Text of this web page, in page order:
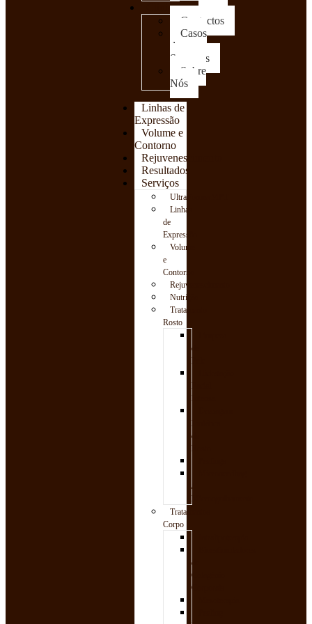
Clínica
Contactos
Casos
de
Sucessos
Sobre
Nós
Linhas de
Expressão
Volume e
Contorno
Rejuvenescimento
Resultados
Serviços
UltraFormerMPT
Linhas
de
Expressão
Volume
e
Contorno
Rejuvenescimento
Nutrição
Tratamento
Rosto
de
Pele
Facial
Intensa
Linfática
de
Rosto
/
Microagulhamento
Tratamentos
Corpo
de
Colagénio
Corporais